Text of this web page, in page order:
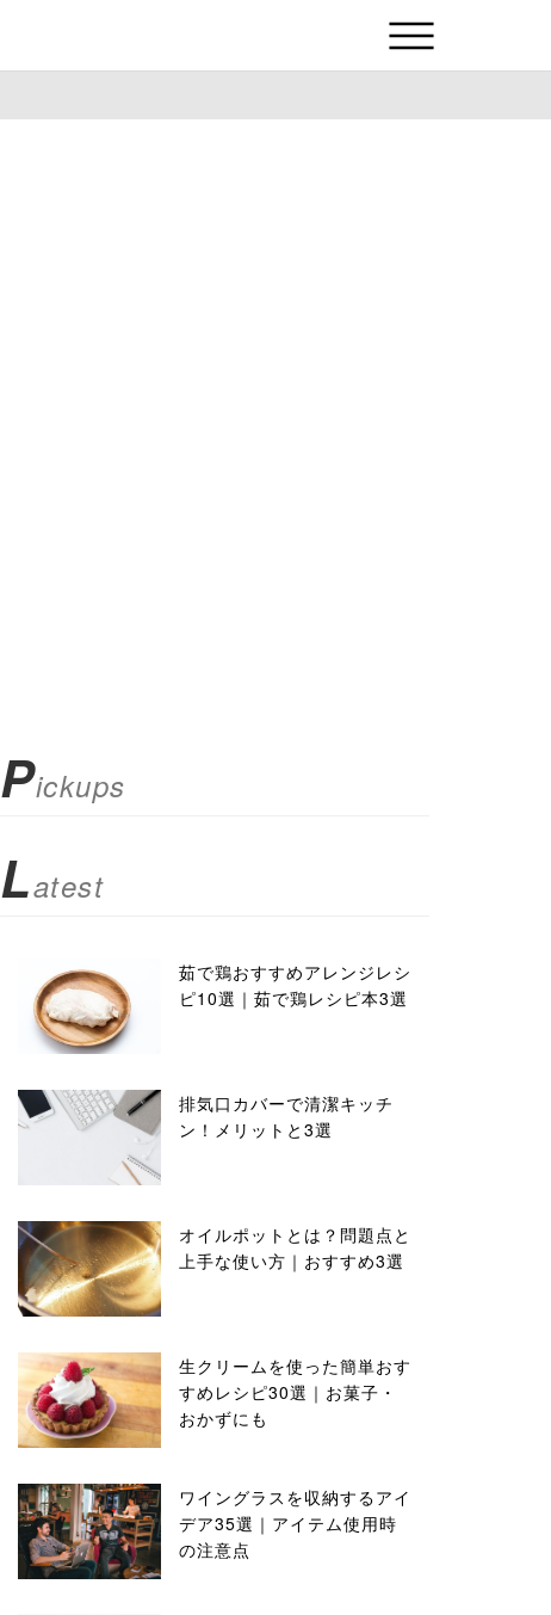
Pickups
Latest
茹で鶏おすすめアレンジレシ
ピ10選｜茹で鶏レシピ本3選
排気口カバーで清潔キッチ
ン！メリットと3選
オイルポットとは？問題点と
上手な使い方｜おすすめ3選
生クリームを使った簡単おす
すめレシピ30選｜お菓子・
おかずにも
ワイングラスを収納するアイ
デア35選｜アイテム使用時
の注意点